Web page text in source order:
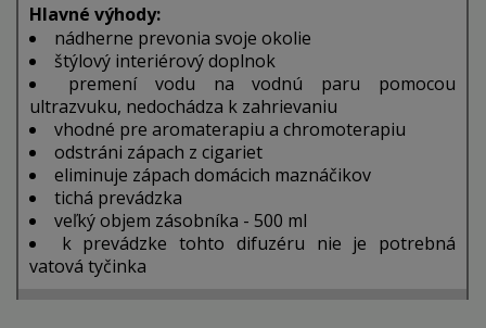
Hlavné výhody:
nádherne prevonia svoje okolie
štýlový interiérový doplnok
premení vodu na vodnú paru pomocou
ultrazvuku, nedochádza k zahrievaniu
vhodné pre aromaterapiu a chromoterapiu
odstráni zápach z cigariet
eliminuje zápach domácich maznáčikov
tichá prevádzka
veľký objem zásobníka - 500 ml
k prevádzke tohto difuzéru nie je potrebná
vatová tyčinka